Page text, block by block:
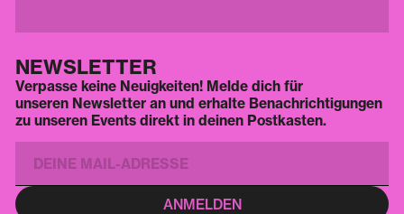
NEWSLETTER
Verpasse keine Neuigkeiten! Melde dich für
unseren Newsletter an und erhalte Benachrichtigungen
zu unseren Events direkt in deinen Postkasten.